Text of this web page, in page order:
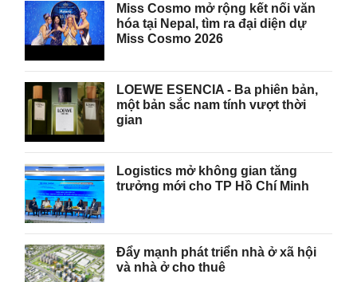
Miss Cosmo mở rộng kết nối văn
hóa tại Nepal, tìm ra đại diện dự
Miss Cosmo 2026
LOEWE ESENCIA - Ba phiên bản,
một bản sắc nam tính vượt thời
gian
Logistics mở không gian tăng
trưởng mới cho TP Hồ Chí Minh
Đẩy mạnh phát triển nhà ở xã hội
và nhà ở cho thuê